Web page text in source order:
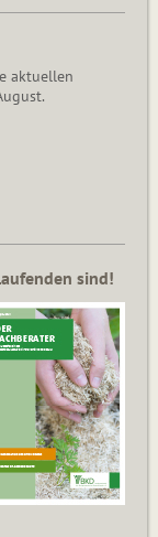
aktuellen
sind!